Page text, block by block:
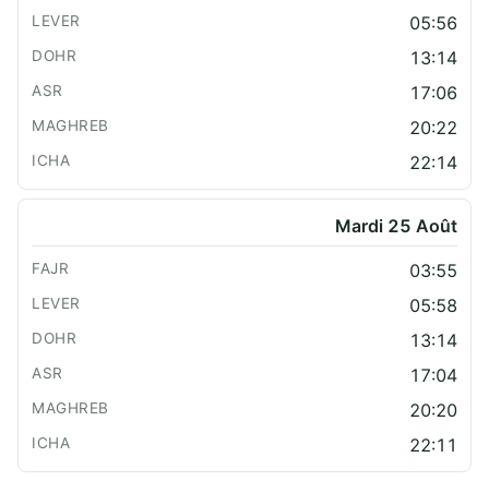
05:56
13:14
17:06
20:22
22:14
Mardi 25 Août
03:55
05:58
13:14
17:04
20:20
22:11